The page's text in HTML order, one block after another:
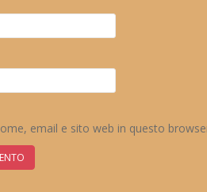
email e sito web in questo